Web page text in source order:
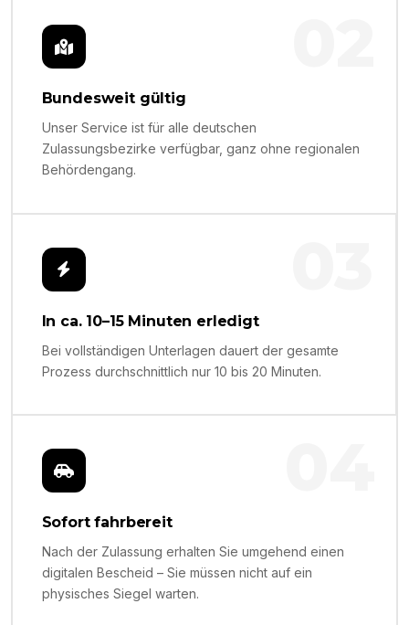
Bundesweit gültig
Unser Service ist für alle deutschen
Zulassungsbezirke verfügbar, ganz ohne regionalen
Behördengang.
In ca. 10–15 Minuten erledigt
Bei vollständigen Unterlagen dauert der gesamte
Prozess durchschnittlich nur 10 bis 20 Minuten.
Sofort fahrbereit
Nach der Zulassung erhalten Sie umgehend einen
digitalen Bescheid – Sie müssen nicht auf ein
physisches Siegel warten.